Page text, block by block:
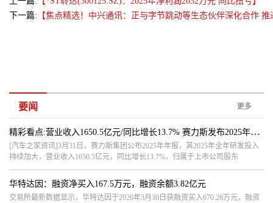
下一篇: 【焦点精选！中兴通讯：正与字节跳动等生态伙伴深化合作
要闻 更多
精彩看点:营业收入1650.5亿元/同比增长13.7% 赛力斯发布2025年年报
[汽车之家资讯]3月31日，赛力斯集团公布2025年年报，其2025年全年研发投入
持续加大，营业收入1650.5亿元，同比增长13.7%，归属于上市公司股东
华特达因：融资净买入167.5万元，融资余额3.82亿元
交易所最新数据显示，华特达因于2026年3月30日获融资买入670.26万元，融资